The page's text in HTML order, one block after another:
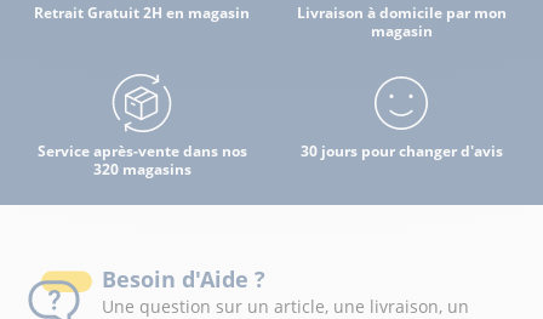
Retrait Gratuit 2H en magasin
Livraison à domicile par mon
magasin
Service après-vente dans nos
320 magasins
30 jours pour changer d'avis
Besoin d'Aide ?
Une question sur un article, une livraison, un